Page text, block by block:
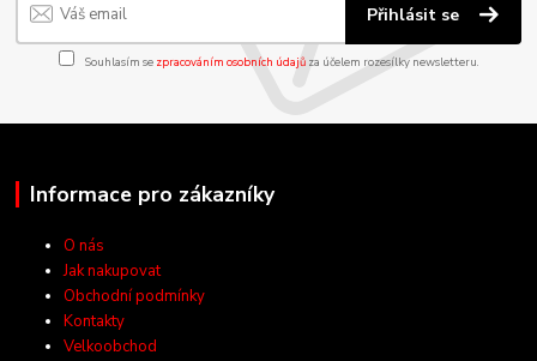
Přihlásit se
Souhlasím se zpracováním osobních údajůza účelem rozesílky newsletteru.
Informace pro zákazníky
O nás
Jak nakupovat
Obchodní podmínky
Kontakty
Velkoobchod